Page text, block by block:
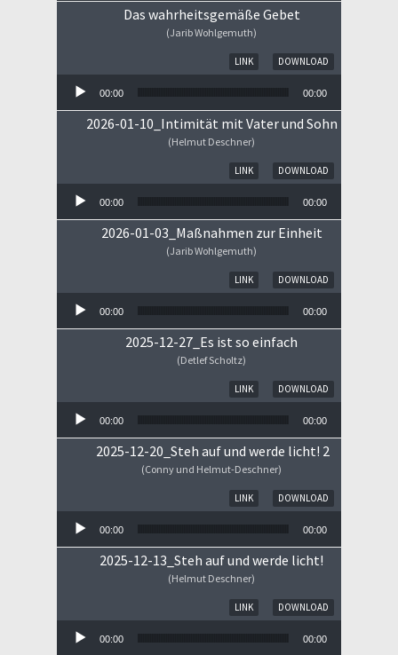
Das wahrheitsgemäße Gebet
(Jarib Wohlgemuth)
DOWNLOAD
LINK
00:00 00:00
2026-01-10_Intimität mit Vater und Sohn
(Helmut Deschner)
DOWNLOAD
LINK
00:00 00:00
2026-01-03_Maßnahmen zur Einheit
(Jarib Wohlgemuth)
DOWNLOAD
LINK
00:00 00:00
2025-12-27_Es ist so einfach
(Detlef Scholtz)
DOWNLOAD
LINK
00:00 00:00
2025-12-20_Steh auf und werde licht! 2
(Conny und Helmut-Deschner)
DOWNLOAD
LINK
00:00 00:00
2025-12-13_Steh auf und werde licht!
(Helmut Deschner)
DOWNLOAD
LINK
00:00 00:00